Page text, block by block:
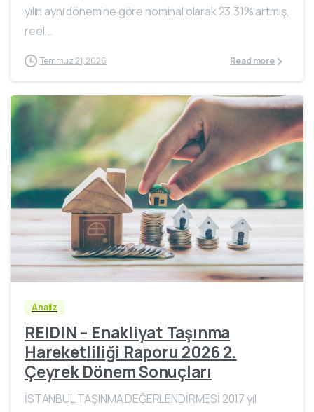
yılın aynı dönemine göre nominal olarak 23.31% artmış,
reel...
Temmuz 21, 2026 Read more
Analiz
REIDIN – Enakliyat Taşınma
Hareketliliği Raporu 2026 2.
Çeyrek Dönem Sonuçları
İSTANBUL TAŞINMA DEĞERLENDİRMESİ 2017 yıl